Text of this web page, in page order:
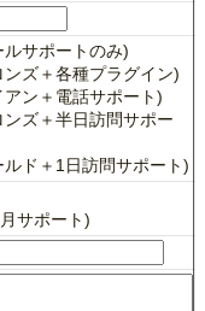
サポートのみ)
ズ＋各種プラグイン)
ン＋電話サポート)
ズ＋半日訪問サポー
ド＋1日訪問サポート)
サポート)